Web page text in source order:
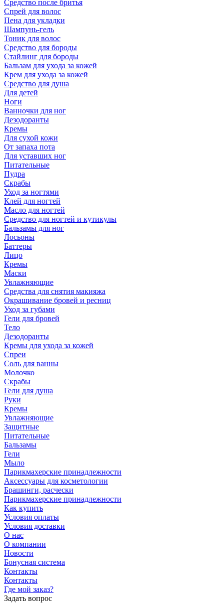
Средство после бритья
Спрей для волос
Пена для укладки
Шампунь-гель
Тоник для волос
Средство для бороды
Стайлинг для бороды
Бальзам для ухода за кожей
Крем для ухода за кожей
Средство для душа
Для детей
Ноги
Ванночки для ног
Дезодоранты
Кремы
Для сухой кожи
От запаха пота
Для уставших ног
Питательные
Пудра
Скрабы
Уход за ногтями
Клей для ногтей
Масло для ногтей
Средство для ногтей и кутикулы
Бальзамы для ног
Лосьоны
Баттеры
Лицо
Кремы
Маски
Увлажняющие
Средства для снятия макияжа
Окрашивание бровей и ресниц
Уход за губами
Гели для бровей
Тело
Дезодоранты
Кремы для ухода за кожей
Спреи
Соль для ванны
Молочко
Скрабы
Гели для душа
Руки
Кремы
Увлажняющие
Защитные
Питательные
Бальзамы
Гели
Мыло
Парикмахерские принадлежности
Аксессуары для косметологии
Брашинги, расчески
Парикмахерские принадлежности
Как купить
Условия оплаты
Условия доставки
О нас
О компании
Новости
Бонусная система
Контакты
Контакты
Где мой заказ?
Задать вопрос